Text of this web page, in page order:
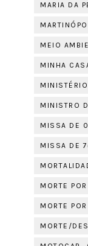
MARIA DA
MEIO
MINHA
MINISTRO
MISSA DE
MISSA DE
MORTE
MORTE
MORTE/